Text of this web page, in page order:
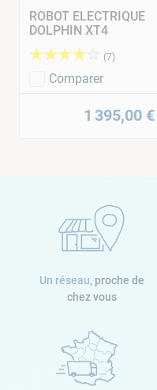
ROBOT ELECTRIQUE
DOLPHIN XT4
★★★★ (7)
Comparer
1 395,00 €
Un réseau, proche de
chez vous